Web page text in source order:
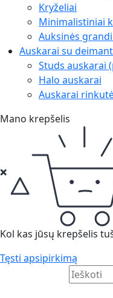
Kryželiai
Minimalistiniai
Auksinės
Auskarai su
Studs auskarai
Halo auskarai
Auskarai
Mano krepšelis
Kol kas jūsų krepšelis
Tęsti apsipirkimą